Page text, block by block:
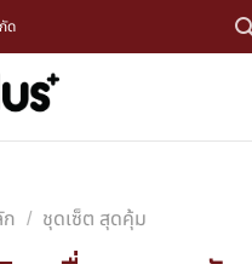
ด
/ ชุดเซ็ต สุดคุ้ม